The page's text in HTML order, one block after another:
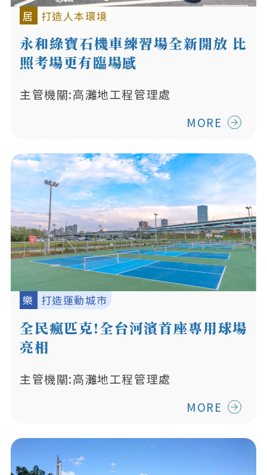
居 打造人本環境
永和綠寶石機車練習場全新開放 比
照考場更有臨場感
主管機關:高灘地工程管理處
MORE
樂 打造運動城市
全民瘋匹克!全台河濱首座專用球場
亮相
主管機關:高灘地工程管理處
MORE